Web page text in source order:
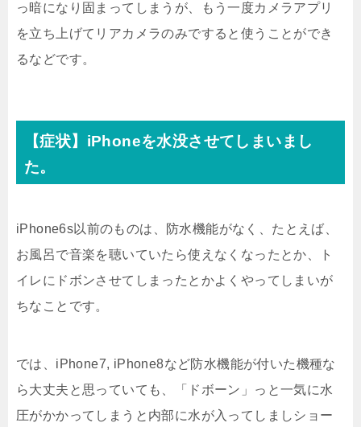
っ暗になり固まってしまうが、もう一度カメラアプリ
を立ち上げてリアカメラのみですると使うことができ
るなどです。
【症状】iPhoneを水没させてしまいまし
た。
iPhone6s以前のものは、防水機能がなく、たとえば、
お風呂で音楽を聴いていたら使えなくなったとか、ト
イレにドボンさせてしまったとかよくやってしまいが
ちなことです。
では、iPhone7, iPhone8など防水機能が付いた機種な
ら大丈夫と思っていても、「ドボーン」っと一気に水
圧がかかってしまうと内部に水が入ってしましショー